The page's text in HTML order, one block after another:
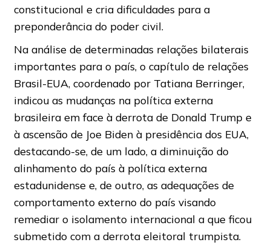
constitucional e cria dificuldades para a
preponderância do poder civil.
Na análise de determinadas relações bilaterais
importantes para o país, o capítulo de relações
Brasil-EUA, coordenado por Tatiana Berringer,
indicou as mudanças na política externa
brasileira em face à derrota de Donald Trump e
à ascensão de Joe Biden à presidência dos EUA,
destacando-se, de um lado, a diminuição do
alinhamento do país à política externa
estadunidense e, de outro, as adequações de
comportamento externo do país visando
remediar o isolamento internacional a que ficou
submetido com a derrota eleitoral trumpista.